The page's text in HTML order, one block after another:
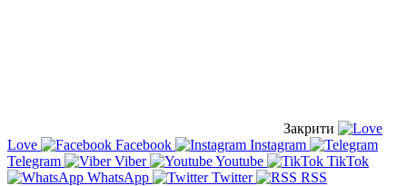
Закрити
Love
Facebook
Instagram
Telegram
Viber Youtube
TikTok
WhatsApp
Twitter RSS